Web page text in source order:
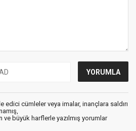
edici cümleler veya imalar, inançlara saldırı
ve büyük harflerle yazılmış yorumlar